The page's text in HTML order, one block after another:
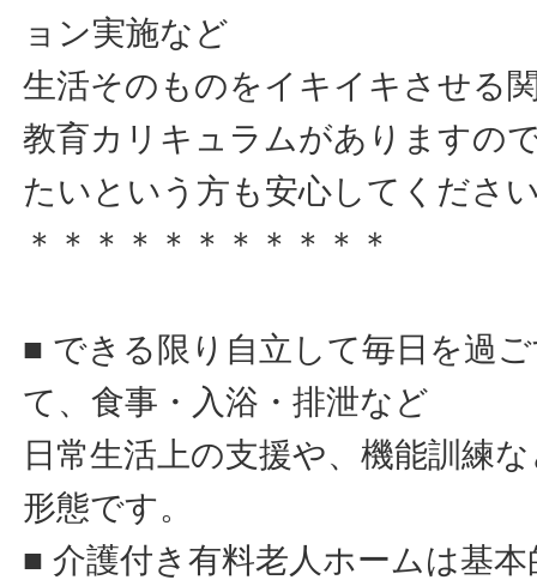
ョン実施など
生活そのものをイキイキさせる
教育カリキュラムがありますの
たいという方も安心してくださ
＊＊＊＊＊＊＊＊＊＊＊
■ できる限り自立して毎日を過
て、食事・入浴・排泄など
日常生活上の支援や、機能訓練
形態です。
■ 介護付き有料老人ホームは基